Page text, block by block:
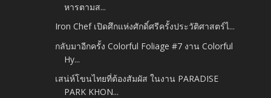
หารตามส...
Iron Chef เปิดศึกแห่งศักดิ์ศรีครั้งประวัติศาสตร์ไ...
กลับมาอีกครั้ง Colorful Foliage #7 งาน Colorful
Hy...
เสน่ห์โขนไทยที่ต้องสัมผัส ในงาน PARADISE
PARK KHON...